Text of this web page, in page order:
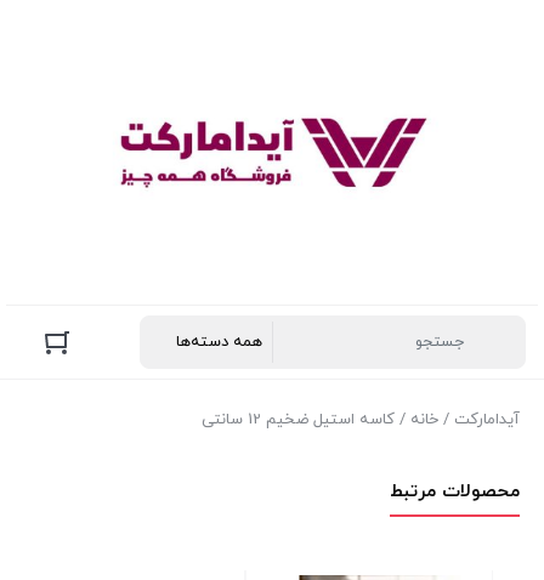
آیدامارکت / خانه / کاسه استیل ضخیم 12 سانتی
محصولات مرتبط